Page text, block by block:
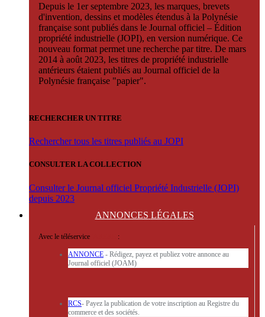
Depuis le 1er septembre 2023, les marques, brevets
d'invention, dessins et modèles étendus à la Polynésie
française sont publiés dans le Journal officiel – Édition
propriété industrielle (JOPI), en version numérique. Ce
nouveau format permet une recherche par titre. De mars
2014 à août 2023, les titres de propriété industrielle
antérieurs étaient publiés au Journal officiel de la
Polynésie française "papier".
RECHERCHER UN TITRE
Rechercher tous les titres publiés au JOPI
CONSULTER LA COLLECTION
Consulter le Journal officiel Propriété Industrielle (JOPI)
depuis 2023
ANNONCES LÉGALES
Avec le téléservice :
ANNONCE - Rédigez, payez et publiez votre annonce au
Journal officiel (JOAM)
RCS- Payez la publication de votre inscription au Registre du
commerce et des sociétés.